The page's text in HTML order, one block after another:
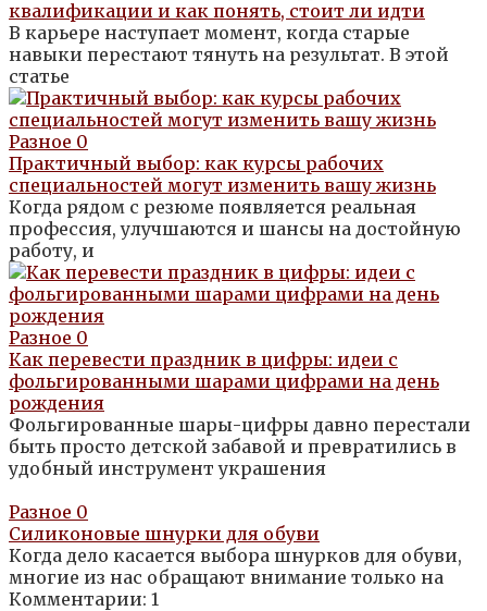
квалификации и как понять, стоит ли идти
В карьере наступает момент, когда старые
навыки перестают тянуть на результат. В этой
статье
Разное 0
Практичный выбор: как курсы рабочих
специальностей могут изменить вашу жизнь
Когда рядом с резюме появляется реальная
профессия, улучшаются и шансы на достойную
работу, и
Разное 0
Как перевести праздник в цифры: идеи с
фольгированными шарами цифрами на день
рождения
Фольгированные шары-цифры давно перестали
быть просто детской забавой и превратились в
удобный инструмент украшения
Разное 0
Силиконовые шнурки для обуви
Когда дело касается выбора шнурков для обуви,
многие из нас обращают внимание только на
Комментарии: 1